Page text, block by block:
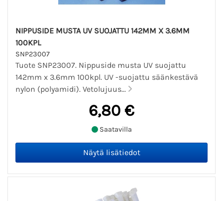
NIPPUSIDE MUSTA UV SUOJATTU 142MM X 3.6MM
100KPL
SNP23007
Tuote SNP23007. Nippuside musta UV suojattu
142mm x 3.6mm 100kpl. UV -suojattu säänkestävä
nylon (polyamidi). Vetolujuus...
6,80 €
Saatavilla